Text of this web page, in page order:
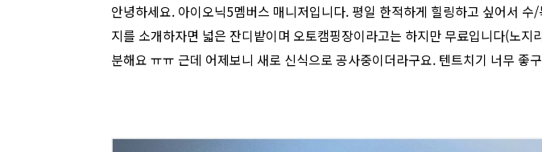
안녕하세요. 아이오닉5멤버스 매니저입니다. 평일 한적하게 힐링하고 싶어서
지를 소개하자면 넓은 잔디밭이며 오토캠핑장이라고는 하지만 무료입니다(노
분해요 ㅠㅠ 근데 어제보니 새로 신식으로 공사중이더라구요. 텐트치기 너무 좋